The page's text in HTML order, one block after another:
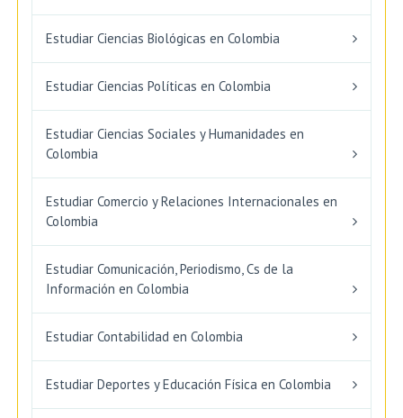
Estudiar Ciencias Biológicas en Colombia
Estudiar Ciencias Políticas en Colombia
Estudiar Ciencias Sociales y Humanidades en
Colombia
Estudiar Comercio y Relaciones Internacionales en
Colombia
Estudiar Comunicación, Periodismo, Cs de la
Información en Colombia
Estudiar Contabilidad en Colombia
Estudiar Deportes y Educación Física en Colombia